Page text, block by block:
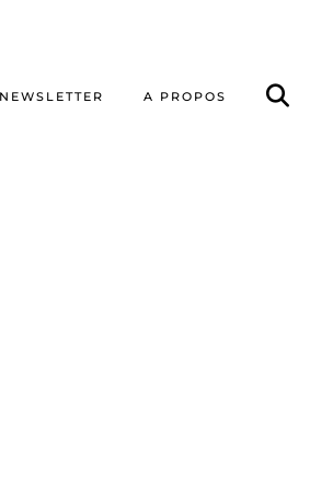
NEWSLETTER A PROPOS